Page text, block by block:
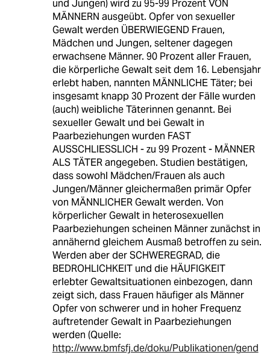
und Jungen) wird zu 95-99 Prozent VON
MÄNNERN ausgeübt. Opfer von sexueller
Gewalt werden ÜBERWIEGEND Frauen,
Mädchen und Jungen, seltener dagegen
erwachsene Männer. 90 Prozent aller Frauen,
die körperliche Gewalt seit dem 16. Lebensjahr
erlebt haben, nannten MÄNNLICHE Täter; bei
insgesamt knapp 30 Prozent der Fälle wurden
(auch) weibliche Täterinnen genannt. Bei
sexueller Gewalt und bei Gewalt in
Paarbeziehungen wurden FAST
AUSSCHLIESSLICH - zu 99 Prozent - MÄNNER
ALS TÄTER angegeben. Studien bestätigen,
dass sowohl Mädchen/Frauen als auch
Jungen/Männer gleichermaßen primär Opfer
von MÄNNLICHER Gewalt werden. Von
körperlicher Gewalt in heterosexuellen
Paarbeziehungen scheinen Männer zunächst in
annähernd gleichem Ausmaß betroffen zu sein.
Werden aber der SCHWEREGRAD, die
BEDROHLICHKEIT und die HÄUFIGKEIT
erlebter Gewaltsituationen einbezogen, dann
zeigt sich, dass Frauen häufiger als Männer
Opfer von schwerer und in hoher Frequenz
auftretender Gewalt in Paarbeziehungen
werden (Quelle:
http://www.bmfsfj.de/doku/Publikationen/gend